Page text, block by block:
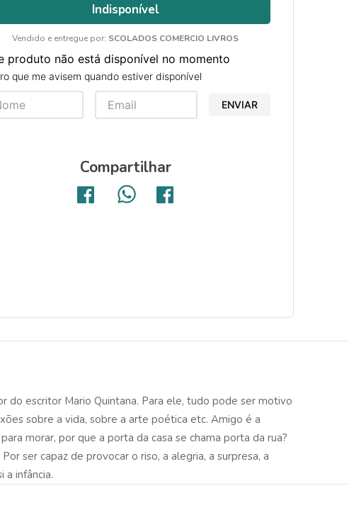
Indisponível
Vendido e entregue por: SCOLADOS COMERCIO LIVROS
produto não está disponível no momento
que me avisem quando estiver disponível
ENVIAR
Compartilhar
do escritor Mario Quintana. Para ele, tudo pode ser motivo
sobre a vida, sobre a arte poética etc. Amigo é a
morar, por que a porta da casa se chama porta da rua?
ser capaz de provocar o riso, a alegria, a surpresa, a
a infância.